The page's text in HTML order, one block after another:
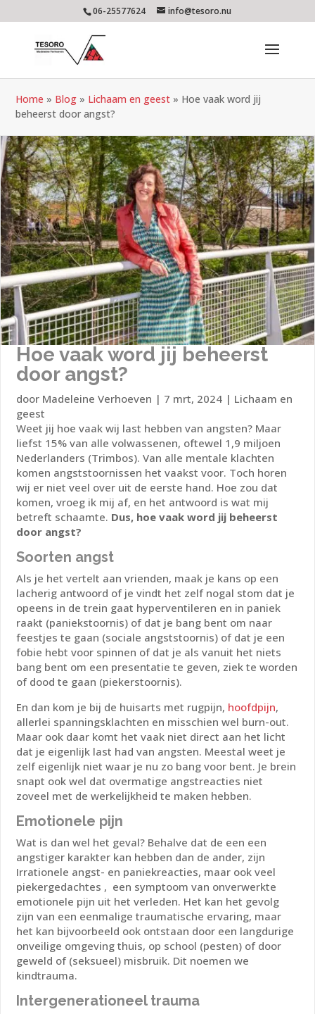
06-25577624 info@tesoro.nu
Home » Blog » Lichaam en geest » Hoe vaak word jij
beheerst door angst?
Hoe vaak word jij beheerst
door angst?
door Madeleine Verhoeven | 7 mrt, 2024 | Lichaam en
geest
Weet jij hoe vaak wij last hebben van angsten? Maar
liefst 15% van alle volwassenen, oftewel 1,9 miljoen
Nederlanders (Trimbos). Van alle mentale klachten
komen angststoornissen het vaakst voor. Toch horen
wij er niet veel over uit de eerste hand. Hoe zou dat
komen, vroeg ik mij af, en het antwoord is wat mij
betreft schaamte. Dus, hoe vaak word jij beheerst
door angst?
Soorten angst
Als je het vertelt aan vrienden, maak je kans op een
lacherig antwoord of je vindt het zelf nogal stom dat je
opeens in de trein gaat hyperventileren en in paniek
raakt (paniekstoornis) of dat je bang bent om naar
feestjes te gaan (sociale angststoornis) of dat je een
fobie hebt voor spinnen of dat je als vanuit het niets
bang bent om een presentatie te geven, ziek te worden
of dood te gaan (piekerstoornis).
En dan kom je bij de huisarts met rugpijn, hoofdpijn,
allerlei spanningsklachten en misschien wel burn-out.
Maar ook daar komt het vaak niet direct aan het licht
dat je eigenlijk last had van angsten. Meestal weet je
zelf eigenlijk niet waar je nu zo bang voor bent. Je brein
snapt ook wel dat overmatige angstreacties niet
zoveel met de werkelijkheid te maken hebben.
Emotionele pijn
Wat is dan wel het geval? Behalve dat de een een
angstiger karakter kan hebben dan de ander, zijn
Irrationele angst- en paniekreacties, maar ook veel
piekergedachtes , een symptoom van onverwerkte
emotionele pijn uit het verleden. Het kan het gevolg
zijn van een eenmalige traumatische ervaring, maar
het kan bijvoorbeeld ook ontstaan door een langdurige
onveilige omgeving thuis, op school (pesten) of door
geweld of (seksueel) misbruik. Dit noemen we
kindtrauma.
Intergenerationeel trauma